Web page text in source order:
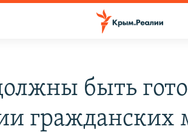
быть
гражданских